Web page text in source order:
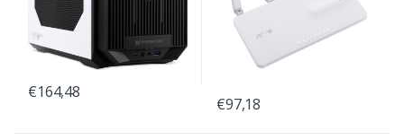
€164,48
€97,18